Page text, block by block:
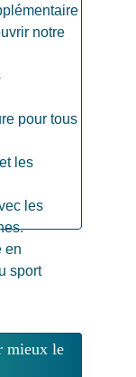
mieux le
notre
pour tous
les
les
en
sport